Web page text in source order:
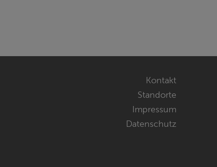
Kontakt
Standorte
Impressum
Datenschutz